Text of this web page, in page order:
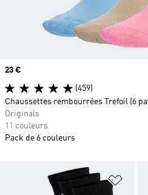
Prix
23 €
(459)
Chaussettes rembourrées Trefoil (6
Originals
11 couleurs
Pack de 6 couleurs